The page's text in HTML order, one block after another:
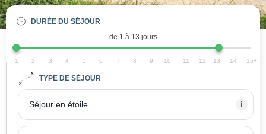
DURÉE DU SÉJOUR
de 1 à 13 jours
1 2 3 4 5 6 7 8 9 10 11 12 13 14 15+
TYPE DE SÉJOUR
Séjour en étoile i